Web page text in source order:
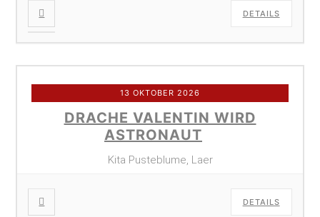
DETAILS
13 OKTOBER 2026
DRACHE VALENTIN WIRD
ASTRONAUT
Kita Pusteblume, Laer
DETAILS